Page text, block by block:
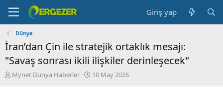
Giriş yap
Dünya
İran’dan Çin ile stratejik ortaklık mesajı:
"Savaş sonrası ikili ilişkiler derinleşecek"
K
Mynet Dünya Haberler
B10 May 2026